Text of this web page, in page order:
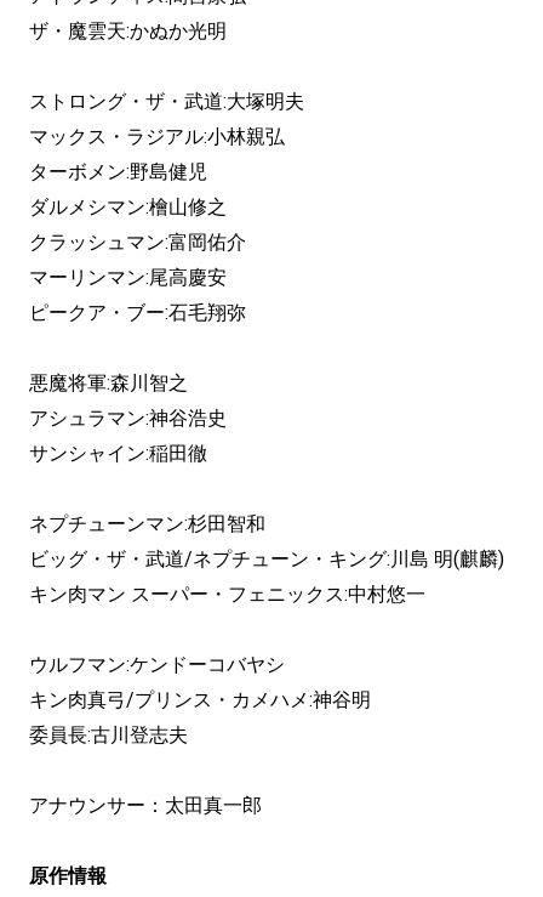
ザ・魔雲天:かぬか光明
ストロング・ザ・武道:大塚明夫
マックス・ラジアル:小林親弘
ターボメン:野島健児
ダルメシマン:檜山修之
クラッシュマン:富岡佑介
マーリンマン:尾高慶安
ピークア・ブー:石毛翔弥
悪魔将軍:森川智之
アシュラマン:神谷浩史
サンシャイン:稲田徹
ネプチューンマン:杉田智和
ビッグ・ザ・武道/ネプチューン・キング:川島 明(麒麟)
キン肉マン スーパー・フェニックス:中村悠一
ウルフマン:ケンドーコバヤシ
キン肉真弓/プリンス・カメハメ:神谷明
委員長:古川登志夫
アナウンサー：太田真一郎
原作情報